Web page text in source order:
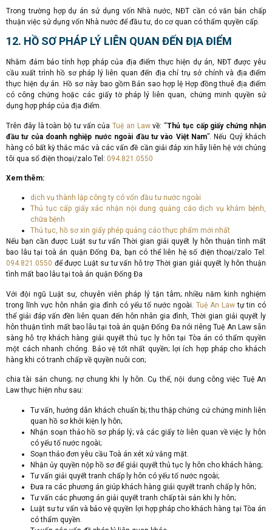
Trong trường hợp dự án sử dụng vốn Nhà nước, NĐT cần có văn bản chấp
thuận việc sử dụng vốn Nhà nước để đầu tư, do cơ quan có thẩm quyền cấp.
12. HỒ SƠ PHÁP LÝ LIÊN QUAN ĐẾN ĐỊA ĐIỂM
Nhằm đảm bảo tính hợp pháp của địa điểm thực hiện dự án, NĐT được yêu
cầu xuất trình hồ sơ pháp lý liên quan đến địa chỉ trụ sở chính và địa điểm
thực hiện dự án. Hồ sơ này bao gồm Bản sao hợp lệ Hợp đồng thuê địa điểm
có công chứng hoặc các giấy tờ pháp lý liên quan, chứng minh quyền sử
dụng hợp pháp của địa điểm.
Trên đây là toàn bộ tư vấn của Tuệ an Lawvề: “Thủ tục cấp giấy chứng nhận
đầu tư của doanh nghiệp nước ngoài đầu tư vào Việt Nam”. Nếu Quý khách
hàng có bất kỳ thắc mắc và các vấn đề cần giải đáp xin hãy liên hệ với chúng
tôi qua số điện thoại/zalo Tel: 094.821.0550
Xem thêm:
dịch vụ thành lập công ty có vốn đầu tư nước ngoài
Thủ tục cấp giấy xác nhận nội dung quảng cáo dịch vụ khám bệnh,
chữa bệnh
Thủ tục, hồ sơ xin giấy phép quảng cáo thực phẩm mới nhất
Nếu bạn cần được Luật sư tư vấn Thời gian giải quyết ly hôn thuận tình mất
bao lâu tại toà án quận Đống Đa, bạn có thể liên hệ số điện thoại/zalo Tel:
094.821.0550 để được Luật sư tư vấn hỗ trợ Thời gian giải quyết ly hôn thuận
tình mất bao lâu tại toà án quận Đống Đa
Với đội ngũ Luật sư, chuyên viên pháp lý tận tâm; nhiều năm kinh nghiệm
trong lĩnh vực hôn nhân gia đình có yếu tố nước ngoài. Tuệ An Law tự tin có
thể giải đáp vấn đền liên quan đến hôn nhân gia đình, Thời gian giải quyết ly
hôn thuận tình mất bao lâu tại toà án quận Đống Đa nói riêng Tuệ An Law sẵn
sàng hỗ trợ khách hàng giải quyết thủ tục ly hôn tại Tòa án có thẩm quyền
một cách nhanh chóng. Bảo vệ tốt nhất quyền; lợi ích hợp pháp cho khách
hàng khi có tranh chấp về quyền nuôi con;
chia tài sản chung; nợ chung khi ly hôn. Cụ thể, nội dung công việc Tuệ An
Law thực hiện như sau:
Tư vấn, hướng dẫn khách chuẩn bị; thu thập chứng cứ chứng minh liên
quan hồ sơ khởi kiện ly hôn;
Nhận soạn thảo hồ sơ pháp lý; và các giấy tờ liên quan về việc ly hôn
có yếu tố nước ngoài;
Soạn thảo đơn yêu cầu Toà án xét xử vắng mặt.
Nhận ủy quyền nộp hồ sơ để giải quyết thủ tục ly hôn cho khách hàng;
Tư vấn giải quyết tranh chấp ly hôn có yếu tố nước ngoài;
Đưa ra các phương án giúp khách hàng giải quyết tranh chấp ly hôn;
Tư vấn các phương án giải quyết tranh chấp tài sản khi ly hôn;
Luật sư tư vấn và bảo vệ quyền lợi hợp pháp cho khách hàng tại Tòa án
có thẩm quyền.